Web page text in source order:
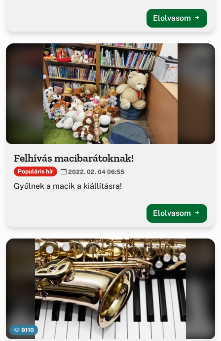
Elolvasom
Felhívás macibarátoknak!
Populáris hír 2022. 02. 04 06:55
Gyűlnek a macik a kiállításra!
Elolvasom
9110